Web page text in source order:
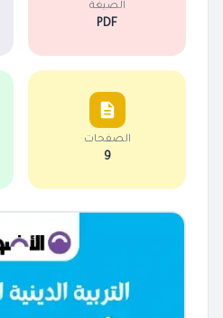
الصيغة
PDF
الصفحات
9